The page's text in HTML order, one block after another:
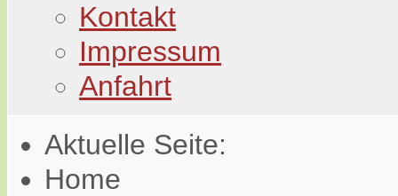
Kontakt
Impressum
Anfahrt
Aktuelle Seite:
Home